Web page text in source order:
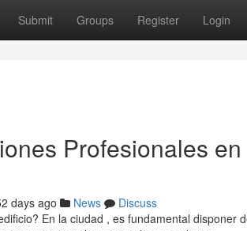
Submit Groups Register Login
Profesionales
days ago News
Discuss
En la ciudad , es fundamental disponer